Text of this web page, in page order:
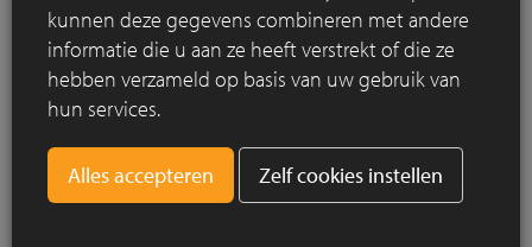
kunnen deze gegevens combineren met andere
informatie die u aan ze heeft verstrekt of die ze
hebben verzameld op basis van uw gebruik van
hun services.
Zelf cookies instellen